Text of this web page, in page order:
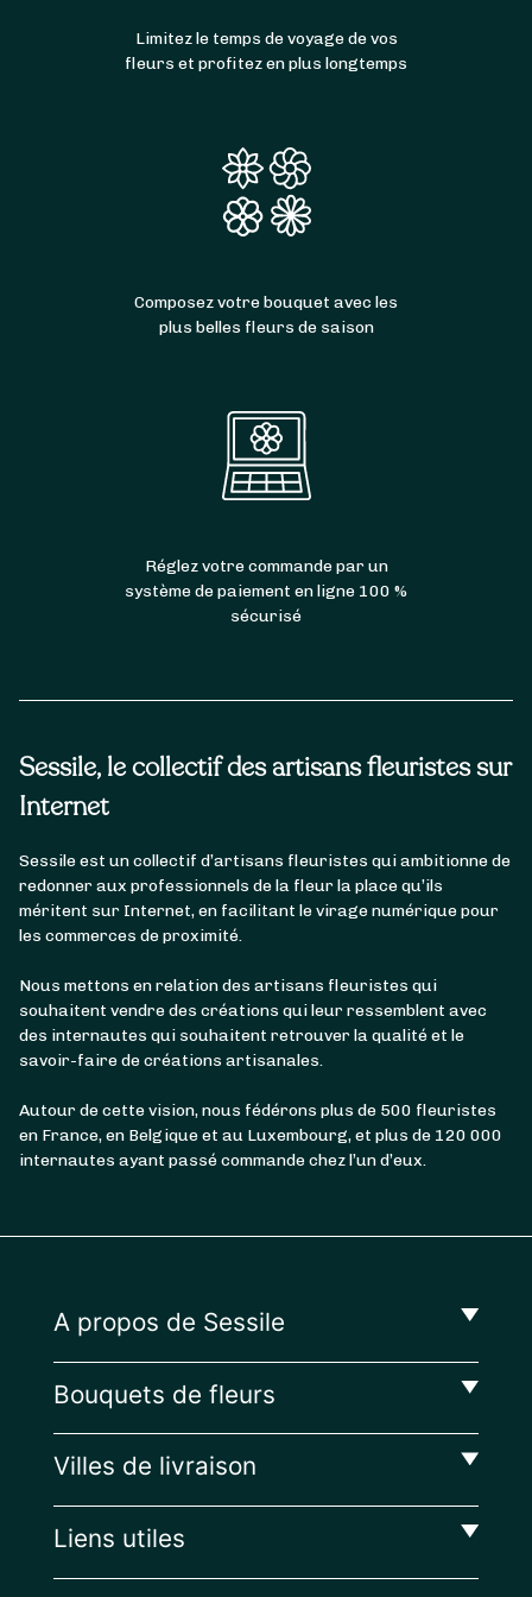
Sessile, le collectif des artisans fleuristes sur
Internet
Sessile est un collectif d’artisans fleuristes qui ambitionne de
redonner aux professionnels de la fleur la place qu’ils
méritent sur Internet, en facilitant le virage numérique pour
les commerces de proximité.
Nous mettons en relation des artisans fleuristes qui
souhaitent vendre des créations qui leur ressemblent avec
des internautes qui souhaitent retrouver la qualité et le
savoir-faire de créations artisanales.
Autour de cette vision, nous fédérons plus de 500 fleuristes
en France, en Belgique et au Luxembourg, et plus de 120 000
internautes ayant passé commande chez l’un d’eux.
Limitez le temps de voyage de vos
fleurs et profitez en plus longtemps
Composez votre bouquet avec les
plus belles fleurs de saison
Réglez votre commande par un
système de paiement en ligne 100 %
sécurisé
A propos de Sessile
Bouquets de fleurs
Villes de livraison
Liens utiles